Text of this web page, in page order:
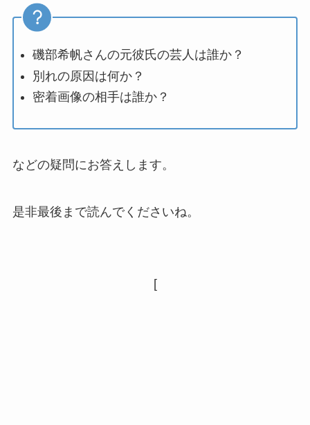
磯部希帆さんの元彼氏の芸人は誰か？
別れの原因は何か？
密着画像の相手は誰か？
などの疑問にお答えします。
是非最後まで読んでくださいね。
[